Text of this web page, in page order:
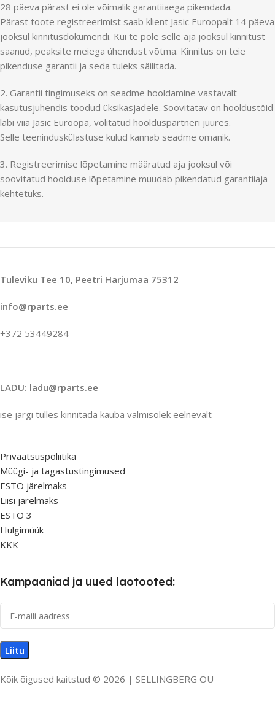
28 päeva pärast ei ole võimalik garantiiaega pikendada.
Pärast toote registreerimist saab klient Jasic Euroopalt 14 päeva
jooksul kinnitusdokumendi. Kui te pole selle aja jooksul kinnitust
saanud, peaksite meiega ühendust võtma. Kinnitus on teie
pikenduse garantii ja seda tuleks säilitada.
2. Garantii tingimuseks on seadme hooldamine vastavalt
kasutusjuhendis toodud üksikasjadele. Soovitatav on hooldustöid
läbi viia Jasic Euroopa, volitatud hoolduspartneri juures.
Selle teeninduskülastuse kulud kannab seadme omanik.
3. Registreerimise lõpetamine määratud aja jooksul või
soovitatud hoolduse lõpetamine muudab pikendatud garantiiaja
kehtetuks.
Tuleviku Tee 10, Peetri Harjumaa 75312
info@rparts.ee
+372 53449284
----------------------
LADU: ladu@rparts.ee
ise järgi tulles kinnitada kauba valmisolek eelnevalt
Privaatsuspoliitika
Müügi- ja tagastustingimused
ESTO järelmaks
Liisi järelmaks
ESTO 3
Hulgimüük
KKK
Kampaaniad ja uued laotooted:
Kõik õigused kaitstud © 2026 | SELLINGBERG OÜ